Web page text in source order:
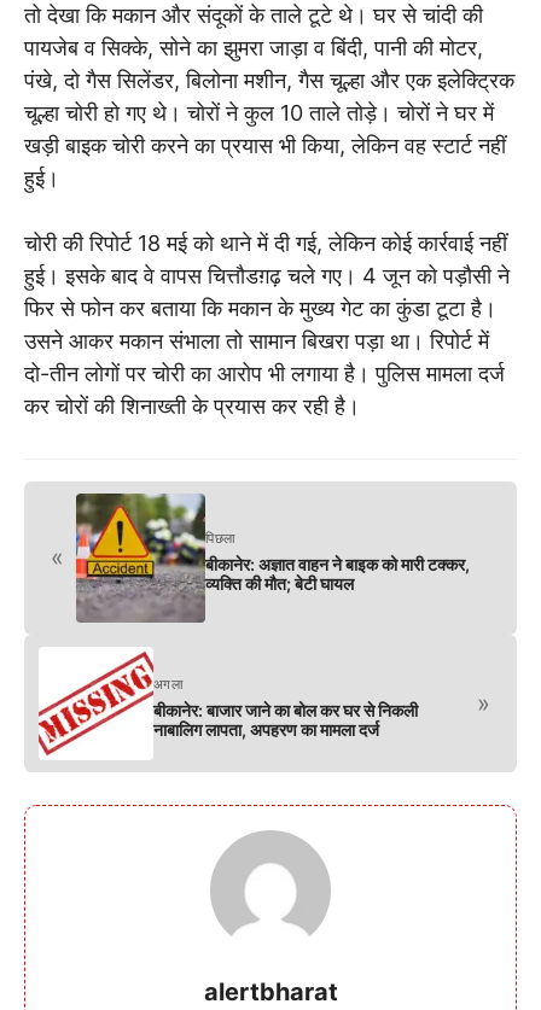
तो देखा कि मकान और संदूकों के ताले टूटे थे। घर से चांदी की
पायजेब व सिक्के, सोने का झुमरा जाड़ा व बिंदी, पानी की मोटर,
पंखे, दो गैस सिलेंडर, बिलोना मशीन, गैस चूल्हा और एक इलेक्ट्रिक
चूल्हा चोरी हो गए थे। चोरों ने कुल 10 ताले तोड़े। चोरों ने घर में
खड़ी बाइक चोरी करने का प्रयास भी किया, लेकिन वह स्टार्ट नहीं
हुई।
चोरी की रिपोर्ट 18 मई को थाने में दी गई, लेकिन कोई कार्रवाई नहीं
हुई। इसके बाद वे वापस चित्तौडग़ढ़ चले गए। 4 जून को पड़ौसी ने
फिर से फोन कर बताया कि मकान के मुख्य गेट का कुंडा टूटा है।
उसने आकर मकान संभाला तो सामान बिखरा पड़ा था। रिपोर्ट में
दो-तीन लोगों पर चोरी का आरोप भी लगाया है। पुलिस मामला दर्ज
कर चोरों की शिनाख्ती के प्रयास कर रही है।
«
पिछला
बीकानेर: अज्ञात वाहन ने बाइक को मारी टक्कर,
व्यक्ति की मौत; बेटी घायल
अगला
बीकानेर: बाजार जाने का बोल कर घर से निकली
नाबालिग लापता, अपहरण का मामला दर्ज
»
alertbharat